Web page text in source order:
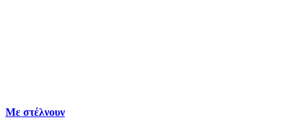
Με στέλνουν